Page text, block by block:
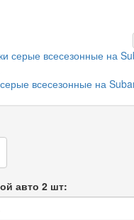
всесезонные на
авто 2 шт: